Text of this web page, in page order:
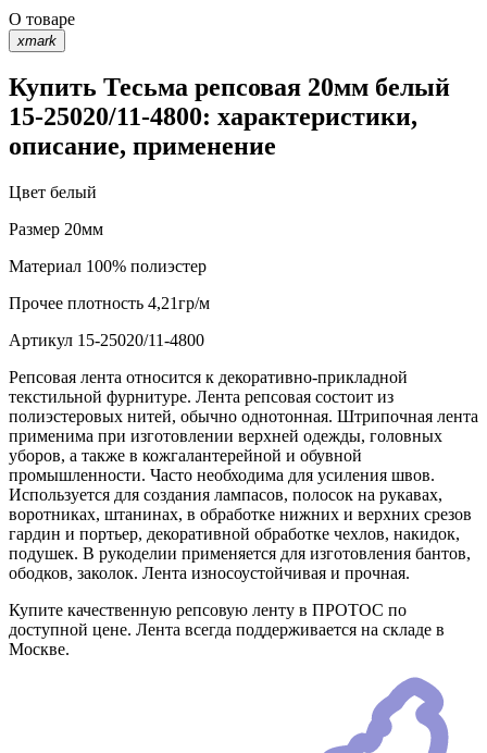
О товаре
xmark
Купить Тесьма репсовая 20мм белый
15-25020/11-4800: характеристики,
описание, применение
Цвет белый
Размер 20мм
Материал 100% полиэстер
Прочее плотность 4,21гр/м
Артикул 15-25020/11-4800
Репсовая лента относится к декоративно-прикладной
текстильной фурнитуре. Лента репсовая состоит из
полиэстеровых нитей, обычно однотонная. Штрипочная лента
применима при изготовлении верхней одежды, головных
уборов, а также в кожгалантерейной и обувной
промышленности. Часто необходима для усиления швов.
Используется для создания лампасов, полосок на рукавах,
воротниках, штанинах, в обработке нижних и верхних срезов
гардин и портьер, декоративной обработке чехлов, накидок,
подушек. В рукоделии применяется для изготовления бантов,
ободков, заколок. Лента износоустойчивая и прочная.
Купите качественную репсовую ленту в ПРОТОС по
доступной цене. Лента всегда поддерживается на складе в
Москве.